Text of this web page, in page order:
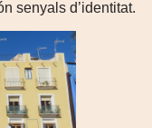
senyals d’identitat.